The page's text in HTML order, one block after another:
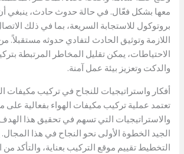
معها بشكل فعّال. في حالة حدوث حادث، ينبغي
بروتوكول للاستجابة السريعة، بما في ذلك
اللازمة وتوثيق الحادث لتفادي حدوثه مستقبلاً.
الاحتياطات، يمكن تقليل المخاطر المرتبطة
والدكت وتعزيز بيئة عمل آمنة.
أفكار واستراتيجيات للنجاح في تركيب مكيفات
تعتمد عملية تركيب مكيفات الهواء بفعالية على
والاستراتيجيات التي تسهم في تحقيق هذا
الجيد الخطوة الأولى نحو النجاح في هذا
التخطيط تقييم موقع التركيب بعناية، والتأكد من